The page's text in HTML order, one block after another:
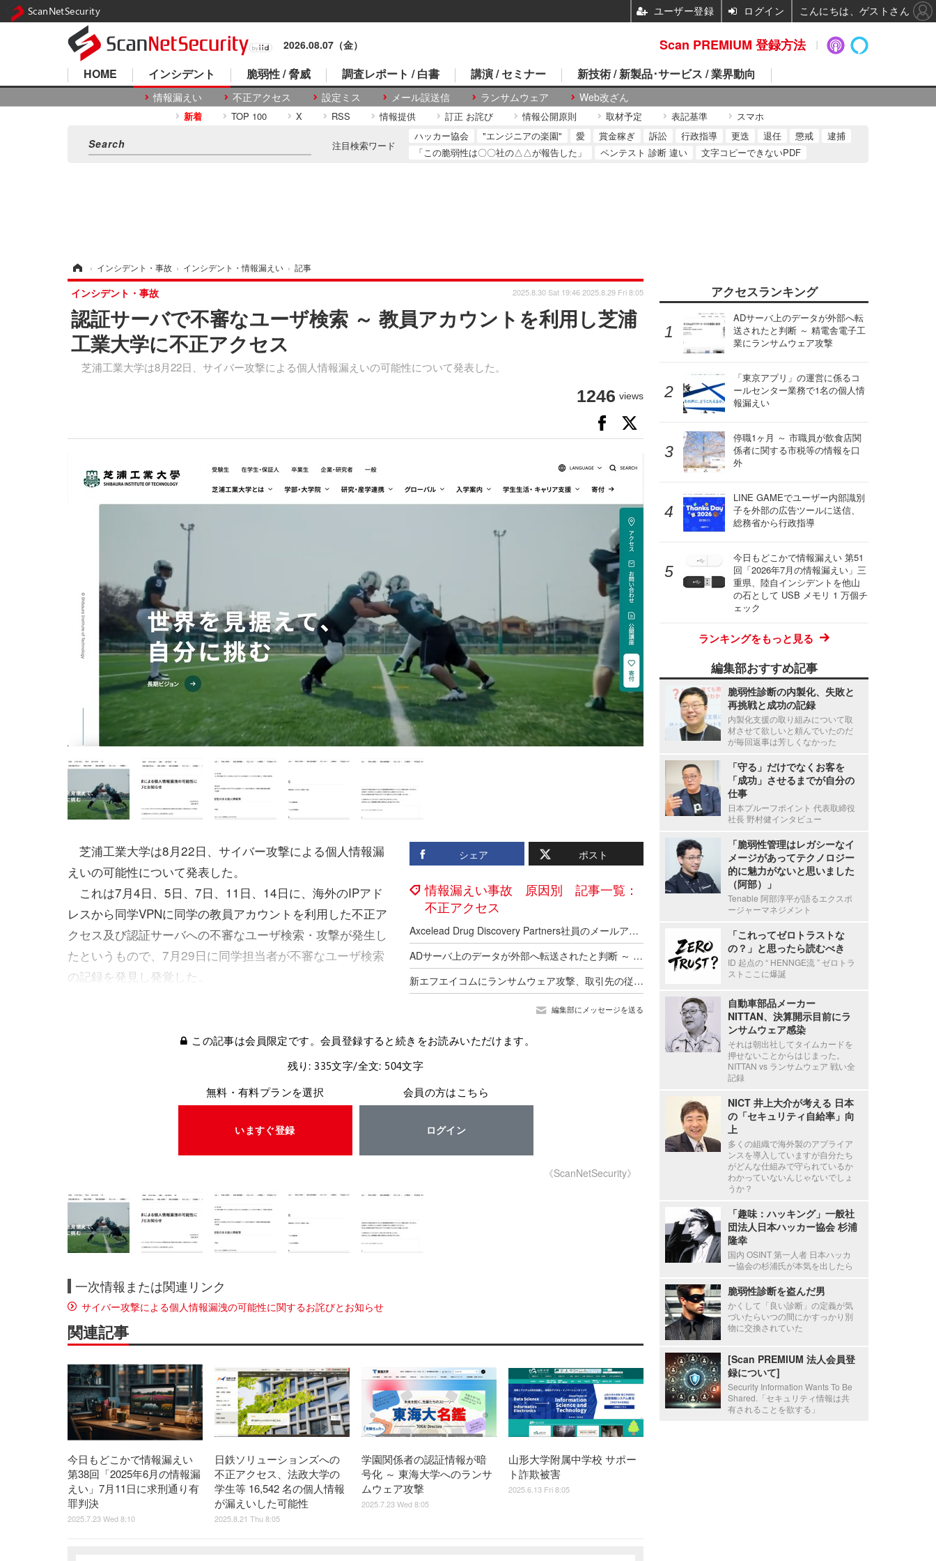
2026.08.07（金）
HOME インシデント
情報漏えい 不正アクセス 設定ミス メール誤送信 ランサムウェア Web改ざん
脆弱性 / 脅威 調査レポート / 白書 講演 / セミナー 新技術 / 新製品･サービス / 業界動向
新着 TOP 100 X RSS 情報提供 訂正 お詫び 情報公開原則 取材予定 表記基準 スマホ
注目検索ワード
ハッカー協会 "エンジニアの楽園" 愛 賞金稼ぎ 訴訟 行政指導 更迭 退任 懲戒
逮捕
「この脆弱性は〇〇社の△△が報告した」
ペンテスト 診断 違い 文字コピーできないPDF
› インシデント・事故 › インシデント・情報漏えい › 記事
認証サーバで不審なユーザ検索 ～ 教員アカウントを利用し芝浦
工業大学に不正アクセス
芝浦工業大学は8月22日、サイバー攻撃による個人情報漏えいの可能性について発表した。
インシデント・事故 2025.8.30 Sat 19:46 2025.8.29 Fri 8:05
1246 views
シェア ポスト
情報漏えい事故 原因別 記事一覧：
不正アクセス
Axcelead Drug Discovery Partners社員のメールアカウントに不正アクセス、約7,000通のメールで痕跡を確認
ADサーバ上のデータが外部へ転送されたと判断 ～ 精電舎電子工業にランサムウェア攻撃
新エフエイコムにランサムウェア攻撃、取引先の従業員に関する個人情報が漏えいした可能性
編集部にメッセージを送る
芝浦工業大学は8月22日、サイバー攻撃による個人情報漏
えいの可能性について発表した。
これは7月4日、5日、7日、11日、14日に、海外のIPアド
レスから同学VPNに同学の教員アカウントを利用した不正ア
クセス及び認証サーバへの不審なユーザ検索・攻撃が発生し
たというもので、7月29日に同学担当者が不審なユーザ検索
の記録を発見し発覚した。
この記事は会員限定です。会員登録すると続きをお読みいただけます。
残り: 335文字/全文: 504文字
無料・有料プランを選択
いますぐ登録
会員の方はこちら
ログイン
《ScanNetSecurity》
一次情報または関連リンク
サイバー攻撃による個人情報漏洩の可能性に関するお詫びとお知らせ
関連記事
今日もどこかで情報漏えい
第38回「2025年6月の情報漏
えい」7月11日に求刑通り有
罪判決
2025.7.23 Wed 8:10
日鉄ソリューションズへの
不正アクセス、法政大学の
学生等 16,542 名の個人情報
が漏えいした可能性
2025.8.21 Thu 8:05
学園関係者の認証情報が暗
号化 ～ 東海大学へのランサ
ムウェア攻撃
2025.7.23 Wed 8:05
山形大学附属中学校 サポー
ト詐欺被害
2025.6.13 Fri 8:05
アクセスランキング
ADサーバ上のデータが外部へ転
送されたと判断 ～ 精電舎電子工
業にランサムウェア攻撃
「東京アプリ」の運営に係るコ
ールセンター業務で1名の個人情
報漏えい
停職1ヶ月 ～ 市職員が飲食店関
係者に関する市税等の情報を口
外
LINE GAMEでユーザー内部識別
子を外部の広告ツールに送信、
総務省から行政指導
今日もどこかで情報漏えい 第51
回「2026年7月の情報漏えい」三
重県、陸自インシデントを他山
の石として USB メモリ 1 万個チ
ェック
ランキングをもっと見る
編集部おすすめ記事
脆弱性診断の内製化、失敗と
再挑戦と成功の記録
内製化支援の取り組みについて取
材させて欲しいと頼んでいたのだ
が毎回返事は芳しくなかった
「守る」だけでなくお客を
「成功」させるまでが自分の
仕事
日本プルーフポイント 代表取締役
社長 野村健インタビュー
「脆弱性管理はレガシーなイ
メージがあってテクノロジー
的に魅力がないと思いました
（阿部）」
Tenable 阿部淳平が語るエクスポ
ージャーマネジメント
「これってゼロトラストな
の？」と思ったら読むべき
ID 起点の “ HENNGE流 ” ゼロトラ
ストここに爆誕
自動車部品メーカー
NITTAN、決算開示目前にラ
ンサムウェア感染
それは朝出社してタイムカードを
押せないことからはじまった。
NITTAN vs ランサムウェア 戦い全
記録
NICT 井上大介が考える 日本
の「セキュリティ自給率」向
上
多くの組織で海外製のアプライア
ンスを導入していますが自分たち
がどんな仕組みで守られているか
わかっていないんじゃないでしょ
うか？
「趣味：ハッキング」一般社
団法人日本ハッカー協会 杉浦
隆幸
国内 OSINT 第一人者 日本ハッカ
ー協会の杉浦氏が本気を出したら
脆弱性診断を盗んだ男
かくして「良い診断」の定義が気
づいたらいつの間にかすっかり別
物に交換されていた
[Scan PREMIUM 法人会員登
録について]
Security Information Wants To Be
Shared.「セキュリティ情報は共
有されることを欲する」
Scan PREMIUM 登録方法
ScanNetSecurity ユーザー登録 ログイン こんにちは、ゲストさん